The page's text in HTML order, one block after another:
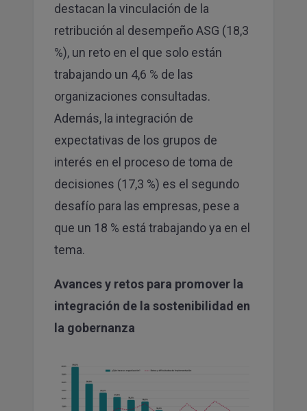
destacan la vinculación de la
retribución al desempeño ASG (18,3
%), un reto en el que solo están
trabajando un 4,6 % de las
organizaciones consultadas.
Además, la integración de
expectativas de los grupos de
interés en el proceso de toma de
decisiones (17,3 %) es el segundo
desafío para las empresas, pese a
que un 18 % está trabajando ya en el
tema.
Avances y retos para promover la
integración de la sostenibilidad en
la gobernanza